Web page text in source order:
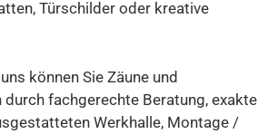
Türschilder oder kreative
können Sie Zäune und
fachgerechte Beratung, exakte
Werkhalle, Montage /